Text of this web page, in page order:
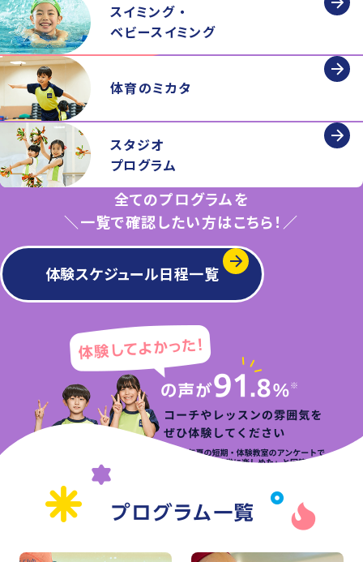
スイミング ・
ベビースイミング
体育のミカタ
スタジオ
プログラム
全てのプログラムを
＼一覧で確認したい方はこちら！／
体験スケジュール日程一覧